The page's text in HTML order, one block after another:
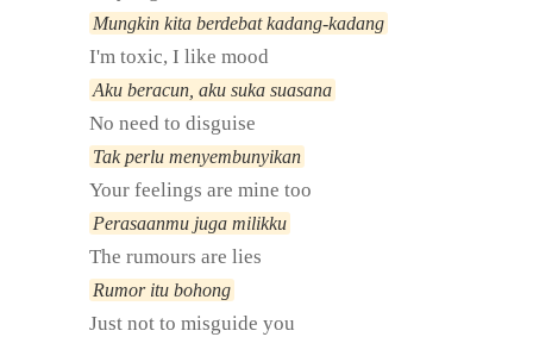
Mungkin kita berdebat kadang-kadang
I'm toxic, I like mood
Aku beracun, aku suka suasana
No need to disguise
Tak perlu menyembunyikan
Your feelings are mine too
Perasaanmu juga milikku
The rumours are lies
Rumor itu bohong
Just not to misguide you